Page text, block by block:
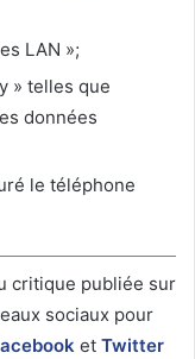
LAN »;
» telles que
données
le téléphone
critique publiée sur
sociaux pour
et Twitter